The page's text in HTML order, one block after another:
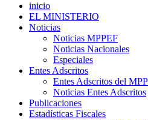
inicio
EL MINISTERIO
Noticias
Noticias MPPEF
Noticias Nacionales
Especiales
Entes Adscritos
Entes Adscritos del
Noticias Entes Adscritos
Publicaciones
Estadísticas Fiscales